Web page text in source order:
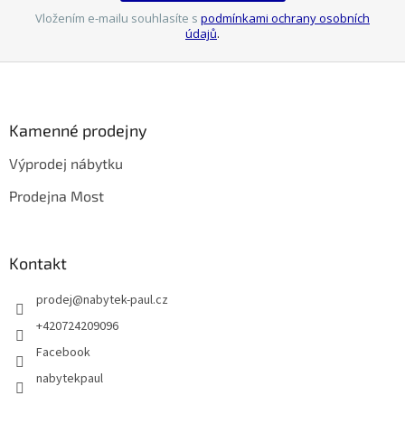
Vložením e-mailu souhlasíte s podmínkami ochrany osobních
údajů.
Kamenné prodejny
Výprodej nábytku
Prodejna Most
Kontakt
prodej@nabytek-paul.cz
+420724209096
Facebook
nabytekpaul